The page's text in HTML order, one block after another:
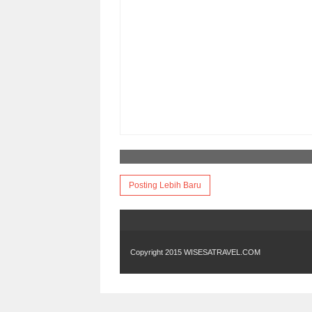
Posting Lebih Baru
Copyright 2015 WISESATRAVEL.COM